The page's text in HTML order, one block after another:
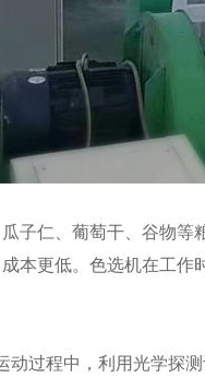
子仁、葡萄干、谷物
本更低。色选机在工
动过程中，利用光学探